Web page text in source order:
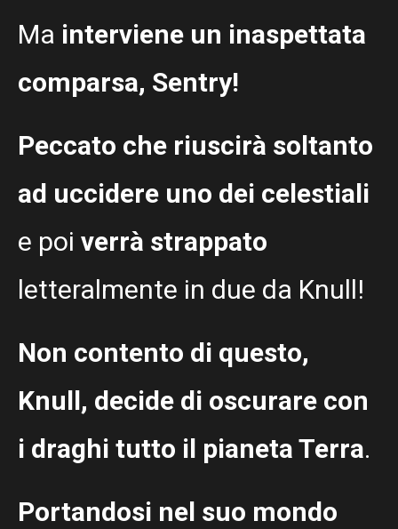
Ma interviene un inaspettata
comparsa, Sentry!
Peccato che riuscirà soltanto
ad uccidere uno dei celestiali
e poi verrà strappato
letteralmente in due da Knull!
Non contento di questo,
Knull, decide di oscurare con
i draghi tutto il pianeta Terra.
Portandosi nel suo mondo